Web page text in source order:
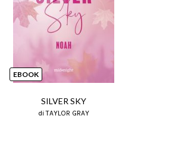
EBOOK
SILVER SKY
di TAYLOR GRAY